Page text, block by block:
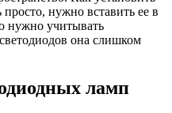
нужно вставить ее в
нужно учитывать
она слишком
ламп